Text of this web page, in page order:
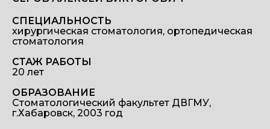
СПЕЦИАЛЬНОСТЬ
хирургическая стоматология, ортопедическая
стоматология
СТАЖ РАБОТЫ
20 лет
ОБРАЗОВАНИЕ
Стоматологический факультет ДВГМУ,
г.Хабаровск, 2003 год